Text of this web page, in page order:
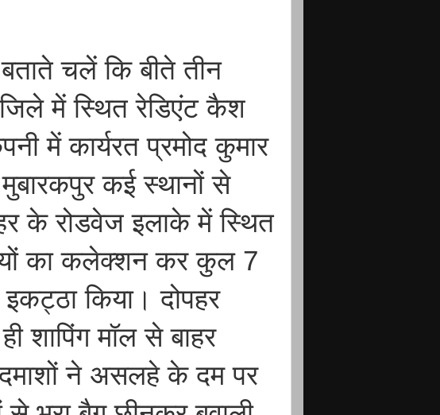
चलें कि बीते तीन
में स्थित रेडिएंट कैश
में कार्यरत प्रमोद कुमार
मुबारकपुर कई स्थानों से
के रोडवेज इलाके में स्थित
का कलेक्शन कर कुल 7
किया। दोपहर
शापिंग मॉल से बाहर
ने असलहे के दम पर